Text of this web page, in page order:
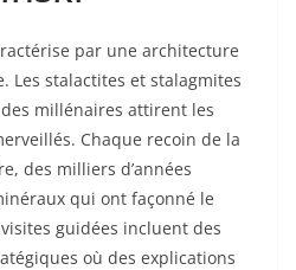
par une architecture
Les stalactites et stalagmites
millénaires attirent les
Chaque recoin de la
des milliers d’années
qui ont façonné le
guidées incluent des
où des explications